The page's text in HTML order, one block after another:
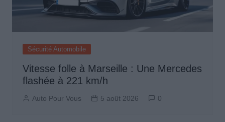
Sécurité Automobile
Vitesse folle à Marseille : Une Mercedes
flashée à 221 km/h
Auto Pour Vous 5 août 2026 0